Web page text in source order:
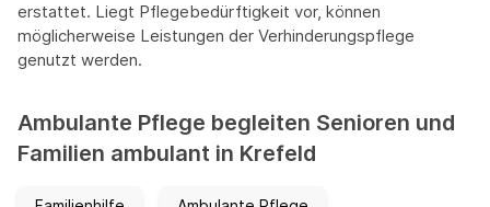
erstattet. Liegt Pflegebedürftigkeit vor, können
möglicherweise Leistungen der Verhinderungspflege
genutzt werden.
Ambulante Pflege begleiten Senioren und
Familien ambulant in Krefeld